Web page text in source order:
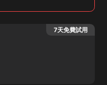
7天免費試用